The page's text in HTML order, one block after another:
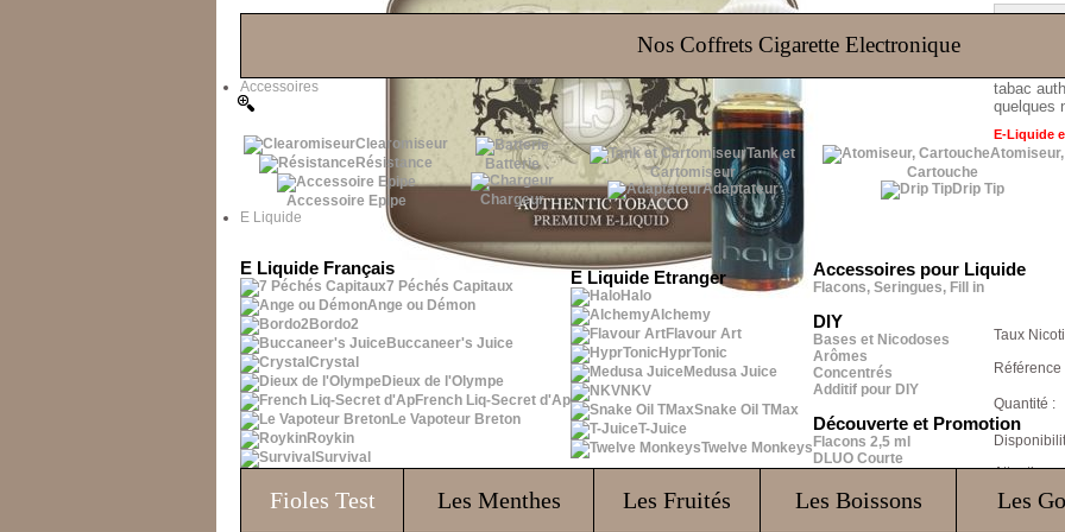
Nos Coffrets Cigarette Electronique
Accessoires
Clearomiseur
Résistance
Accessoire Epipe
Batterie
Chargeur
Tank et
Cartomiseur
Adaptateur
Atomiseur,
Cartouche
Drip Tip
E Liquide
E Liquide Français
7 Péchés Capitaux
Ange ou Démon
Bordo2
Buccaneer's Juice
Crystal
Dieux de l'Olympe
French Liq-Secret d'Ap
Le Vapoteur Breton
Roykin
Survival
E Liquide Etranger
Halo
Alchemy
Flavour Art
HyprTonic
Medusa Juice
NKV
Snake Oil TMax
T-Juice
Twelve Monkeys
Accessoires pour Liquide
Flacons, Seringues, Fill in
DIY
Bases et Nicodoses
Arômes
Concentrés
Additif pour DIY
Découverte et Promotion
Flacons 2,5 ml
DLUO Courte
Fioles Test Les Menthes Les Fruités Les Boissons Les
tabac
quelques
E-Liquide
Taux
Référence
Quantité :
Attention :